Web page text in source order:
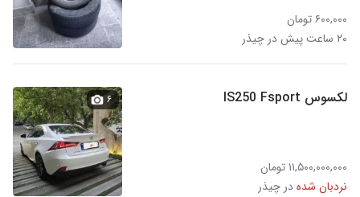
۶۰۰,۰۰۰ تومان
۲۰ ساعت پیش در چیذر
لکسوس IS250 Fsport
۱۱,۵۰۰,۰۰۰,۰۰۰ تومان
نردبان شدهدر چیذر
۶